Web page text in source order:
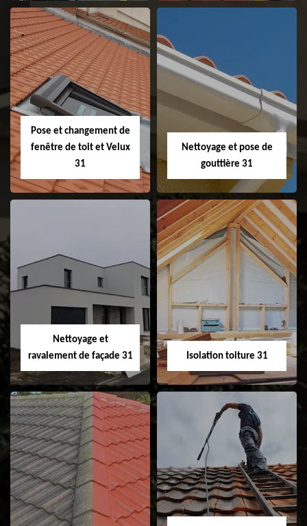
Couvreur 31
Etanchéité de
faitage et faitière
31
Pose et changement de
fenêtre de toit et Velux
31
Pose et
changement de
fenêtre de toit et
Velux 31
Nettoyage et pose de
gouttière 31
Nettoyage et pose
Nettoyage et
ravalement de façade 31
Nettoyage et
ravalement de
façade 31
Isolation toiture 31
Isolation toiture 31